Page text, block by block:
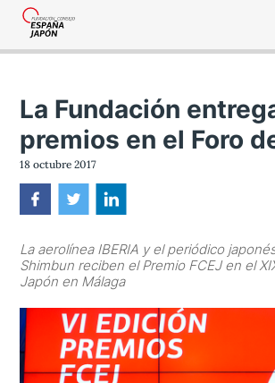
La Fundación
premios en el Foro
18 octubre 2017
La aerolínea IBERIA y el periódico
Shimbun reciben el Premio FCEJ en el
Japón en Málaga